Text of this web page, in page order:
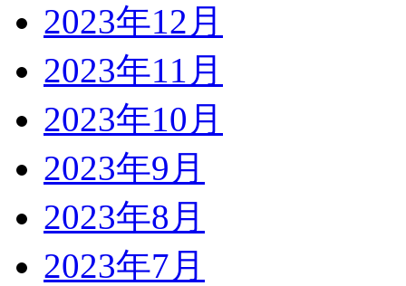
2023年12月
2023年11月
2023年10月
2023年9月
2023年8月
2023年7月